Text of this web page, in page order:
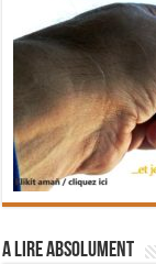
A lire absolument